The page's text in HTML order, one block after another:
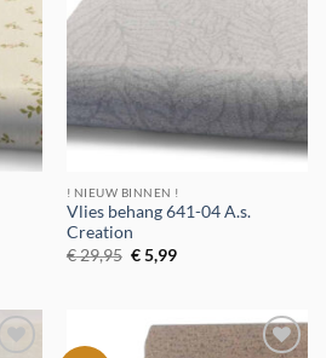
! NIEUW BINNEN !
Vlies behang 641-04 A.s.
Creation
€29,95 Oorspronkelijke
prijs
€5,99Huidige